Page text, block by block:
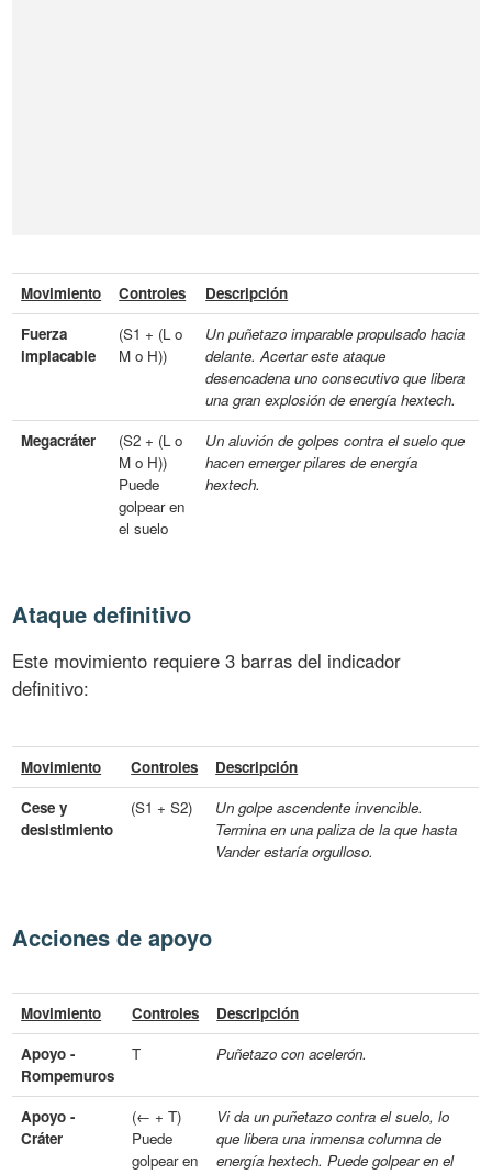
Movimiento Controles
Descripción
Fuerza
implacable
(S1 + (L o
M o H))
Un puñetazo imparable propulsado hacia
delante. Acertar este ataque
desencadena uno consecutivo que libera
una gran explosión de energía hextech.
Megacráter
(S2 + (L o
M o H))
Puede
golpear en
el suelo
Un aluvión de golpes contra el suelo que
hacen emerger pilares de energía
hextech.
Ataque definitivo
Este movimiento requiere 3 barras del indicador
definitivo:
Movimiento Controles
Descripción
Cese y
desistimiento
(S1 + S2)
Un golpe ascendente invencible.
Termina en una paliza de la que hasta
Vander estaría orgulloso.
Acciones de apoyo
Movimiento Controles
Descripción
Apoyo -
Rompemuros
T Puñetazo con acelerón.
Apoyo -
Cráter
(← + T)
Puede
golpear en
Vi da un puñetazo contra el suelo, lo
que libera una inmensa columna de
energía hextech. Puede golpear en el